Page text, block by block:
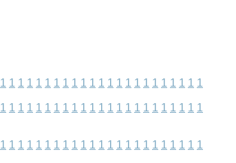
1 1 1 1 1 1 1 1 1 1 1 1 1 1 1 1 1 1 1 1 1 1 1
1 1 1 1 1 1 1 1 1 1 1 1 1 1 1 1 1 1 1 1 1 1 1
1 1 1 1 1 1 1 1 1 1 1 1 1 1 1 1 1 1 1 1 1 1 1